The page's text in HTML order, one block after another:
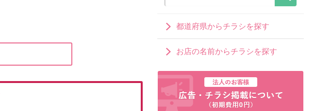
都道府県からチラシを探す
お店の名前からチラシを探す